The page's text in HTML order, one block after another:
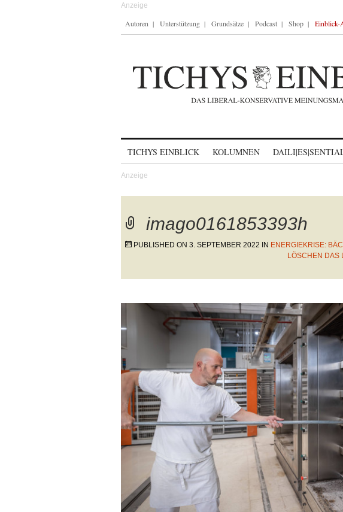
Autoren Unterstützung Grundsätze Podcast Shop Einblick-
TICHYS EINBLICK KOLUMNEN
imago0161853393h
PUBLISHED ON 3. SEPTEMBER 2022 IN ENERGIEKRISE:
ÖSCHEN DAS